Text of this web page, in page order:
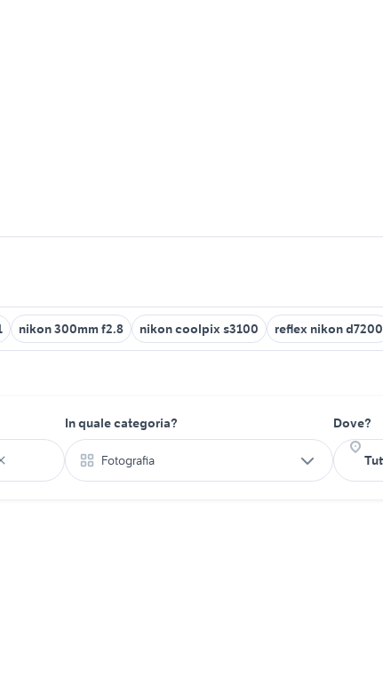
nikon 300mm f2.8 nikon coolpix s3100 reflex nikon d7200
In quale categoria?
Fotografia
Dove?